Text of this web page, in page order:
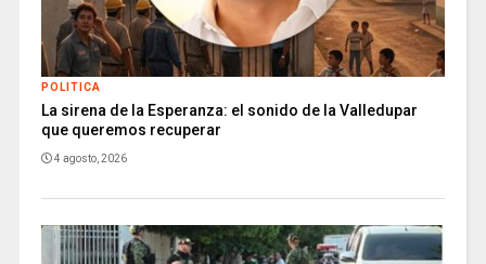
POLITICA
La sirena de la Esperanza: el sonido de la Valledupar
que queremos recuperar
4 agosto, 2026